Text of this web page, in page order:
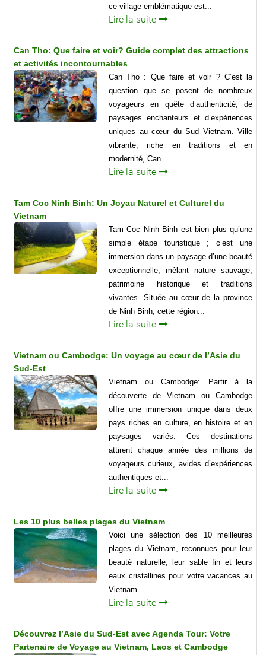
ce village emblématique est...
Lire la suite
Can Tho: Que faire et voir? Guide complet des attractions
et activités incontournables
Can Tho : Que faire et voir ? C’est la
question que se posent de nombreux
voyageurs en quête d’authenticité, de
paysages enchanteurs et d’expériences
uniques au cœur du Sud Vietnam. Ville
vibrante, riche en traditions et en
modernité, Can...
Lire la suite
Tam Coc Ninh Binh: Un Joyau Naturel et Culturel du
Vietnam
Tam Coc Ninh Binh est bien plus qu’une
simple étape touristique ; c’est une
immersion dans un paysage d’une beauté
exceptionnelle, mêlant nature sauvage,
patrimoine historique et traditions
vivantes. Située au cœur de la province
de Ninh Binh, cette région...
Lire la suite
Vietnam ou Cambodge: Un voyage au cœur de l’Asie du
Sud-Est
Vietnam ou Cambodge: Partir à la
découverte de Vietnam ou Cambodge
offre une immersion unique dans deux
pays riches en culture, en histoire et en
paysages variés. Ces destinations
attirent chaque année des millions de
voyageurs curieux, avides d’expériences
authentiques et...
Lire la suite
Les 10 plus belles plages du Vietnam
Voici une sélection des 10 meilleures
plages du Vietnam, reconnues pour leur
beauté naturelle, leur sable fin et leurs
eaux cristallines pour votre vacances au
Vietnam
Lire la suite
Découvrez l’Asie du Sud-Est avec Agenda Tour: Votre
Partenaire de Voyage au Vietnam, Laos et Cambodge